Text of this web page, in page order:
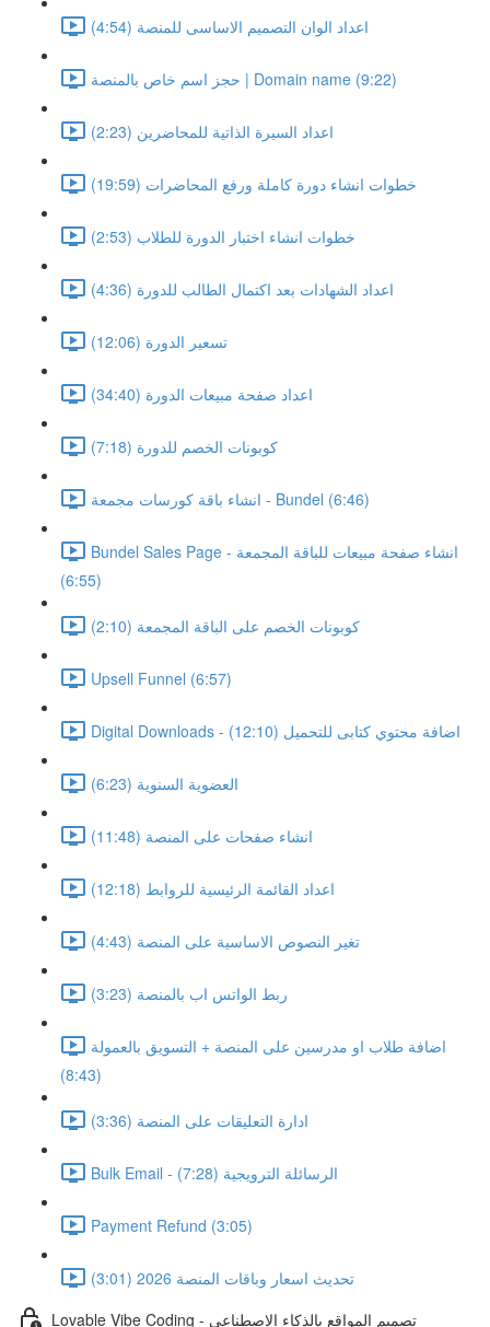
اعداد الوان التصميم الاساسى للمنصة (4:54)
حجز اسم خاص بالمنصة | Domain name (9:22)
اعداد السيرة الذاتية للمحاضرين (2:23)
خطوات انشاء دورة كاملة ورفع المحاضرات (19:59)
خطوات انشاء اختبار الدورة للطلاب (2:53)
اعداد الشهادات بعد اكتمال الطالب للدورة (4:36)
تسعير الدورة (12:06)
اعداد صفحة مبيعات الدورة (34:40)
كوبونات الخصم للدورة (7:18)
انشاء باقة كورسات مجمعة - Bundel (6:46)
Bundel Sales Page - انشاء صفحة مبيعات للباقة المجمعة
(6:55)
كوبونات الخصم على الباقة المجمعة (2:10)
Upsell Funnel (6:57)
Digital Downloads - اضافة محتوي كتابى للتحميل (12:10)
العضوية السنوية (6:23)
انشاء صفحات على المنصة (11:48)
اعداد القائمة الرئيسية للروابط (12:18)
تغير النصوص الاساسية على المنصة (4:43)
ربط الواتس اب بالمنصة (3:23)
اضافة طلاب او مدرسين على المنصة + التسويق بالعمولة
(8:43)
ادارة التعليقات على المنصة (3:36)
Bulk Email - الرسائلة الترويجية (7:28)
Payment Refund (3:05)
تحديث اسعار وباقات المنصة 2026 (3:01)
Lovable Vibe Coding - تصميم المواقع بالذكاء الاصطناعى